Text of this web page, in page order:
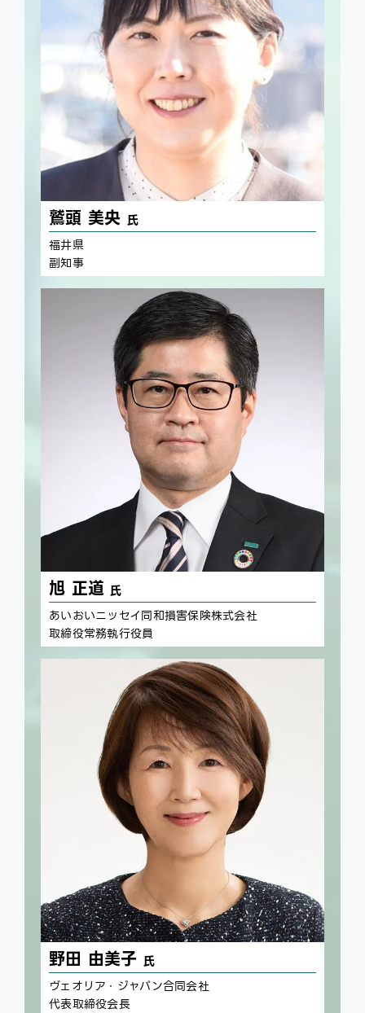
鷲頭 美央 氏
福井県
副知事
旭 正道氏
あいおいニッセイ同和損害保険株式会社
取締役常務執行役員
野田 由美子 氏
ヴェオリア・ジャパン合同会社
代表取締役会長